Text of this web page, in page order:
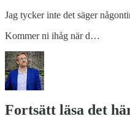
Jag tycker inte det säger
Kommer ni ihåg när d…
Fortsätt läsa det